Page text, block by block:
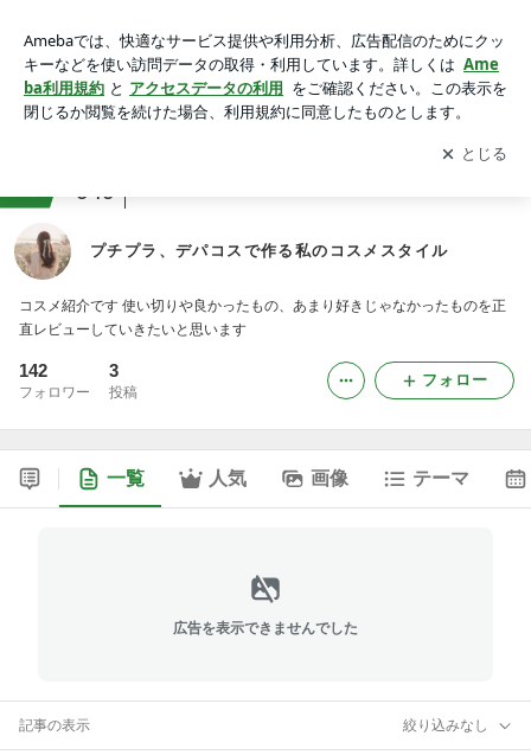
アプリをダウンロードして ブログの更新通知
を受け取りまし
ょう。
開く
949
プチプラ、デパコスで作る私のコスメスタイル
コスメ紹介です 使い切りや良かったもの、あまり好きじゃなかったものを正
直レビューしていきたいと思います
142
フォロワー
3
投稿
フォロー
一覧 人気 画像 テーマ
広告を表示できませんでした
記事の表示 絞り込みなし